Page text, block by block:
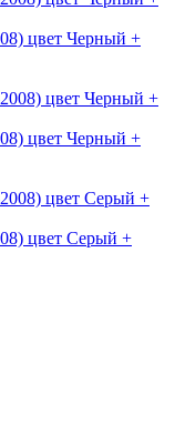
цвет Черный +
цвет Черный +
цвет Серый +